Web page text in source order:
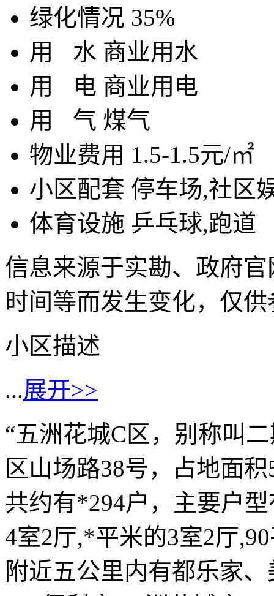
绿化情况 35%
用 水 商业用水
用
电 商业用电
用 气 煤气
物业费用 1.5-1.5元/㎡
小区配套 停车场,社区
体育设施 乒乓球,跑道
信息来源于实勘、政府
时间等而发生变化，仅
小区描述
...展开>>
“五洲花城C区，别称叫
区山场路38号，占地面
共约有*294户，主要户
4室2厅,*平米的3室2厅
附近五公里内有都乐家